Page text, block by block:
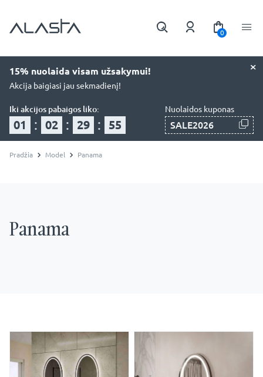
0
×
15% nuolaida visam užsakymui!
Akcija baigiasi jau sekmadienį!
Iki akcijos pabaigos liko:
01 : 02 : 29 : 54
Nuolaidos kuponas
SALE2026
Pradžia Model Panama
Panama